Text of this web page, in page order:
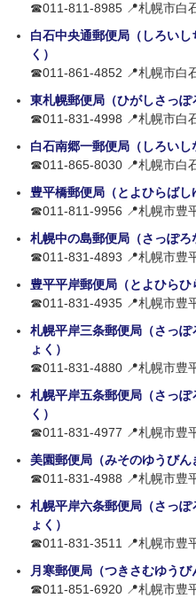
☎011-811-8985 📍札幌市白
白石中央通郵便局（しろい
く）
☎011-861-4852 📍札幌市白
東札幌郵便局（ひがしさっぽ
☎011-831-4998 📍札幌市白
白石南郷一郵便局（しろいし
☎011-865-8030 📍札幌市白
豊平橋郵便局（とよひらばし
☎011-811-9956 📍札幌市豊
札幌中の島郵便局（さっぽろ
☎011-831-4893 📍札幌市豊
豊平平岸郵便局（とよひらひ
☎011-831-4935 📍札幌市豊
札幌平岸三条郵便局（さっ
ょく）
☎011-831-4880 📍札幌市豊
札幌平岸五条郵便局（さっ
く）
☎011-831-4977 📍札幌市豊
美園郵便局（みそのゆうびん
☎011-831-4988 📍札幌市豊
札幌平岸六条郵便局（さっ
ょく）
☎011-831-3511 📍札幌市豊
月寒郵便局（つきさむゆうび
☎011-851-6920 📍札幌市豊